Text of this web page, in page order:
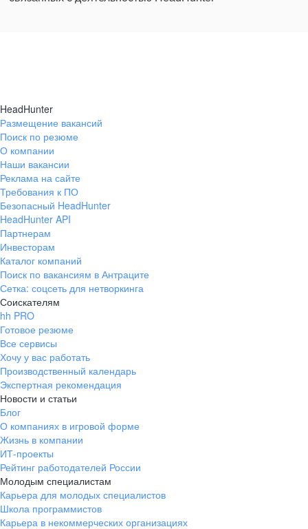
HeadHunter
Размещение вакансий
Поиск по резюме
О компании
Наши вакансии
Реклама на сайте
Требования к ПО
Безопасный HeadHunter
HeadHunter API
Партнерам
Инвесторам
Каталог компаний
Поиск по вакансиям в Антраците
Сетка: соцсеть для нетворкинга
Соискателям
hh PRO
Готовое резюме
Все сервисы
Хочу у вас работать
Производственный календарь
Экспертная рекомендация
Новости и статьи
Блог
О компаниях в игровой форме
Жизнь в компании
ИТ-проекты
Рейтинг работодателей России
Молодым специалистам
Карьера для молодых специалистов
Школа программистов
Карьера в некоммерческих организациях